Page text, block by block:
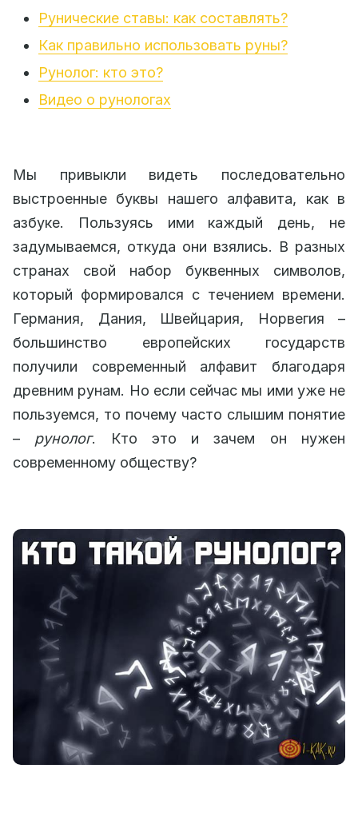
Рунические ставы: как составлять?
Как правильно использовать руны?
Рунолог: кто это?
Видео о рунологах
Мы привыкли видеть последовательно
выстроенные буквы нашего алфавита, как в
азбуке. Пользуясь ими каждый день, не
задумываемся, откуда они взялись. В разных
странах свой набор буквенных символов,
который формировался с течением времени.
Германия, Дания, Швейцария, Норвегия –
большинство европейских государств
получили современный алфавит благодаря
древним рунам. Но если сейчас мы ими уже не
пользуемся, то почему часто слышим понятие
– рунолог. Кто это и зачем он нужен
современному обществу?